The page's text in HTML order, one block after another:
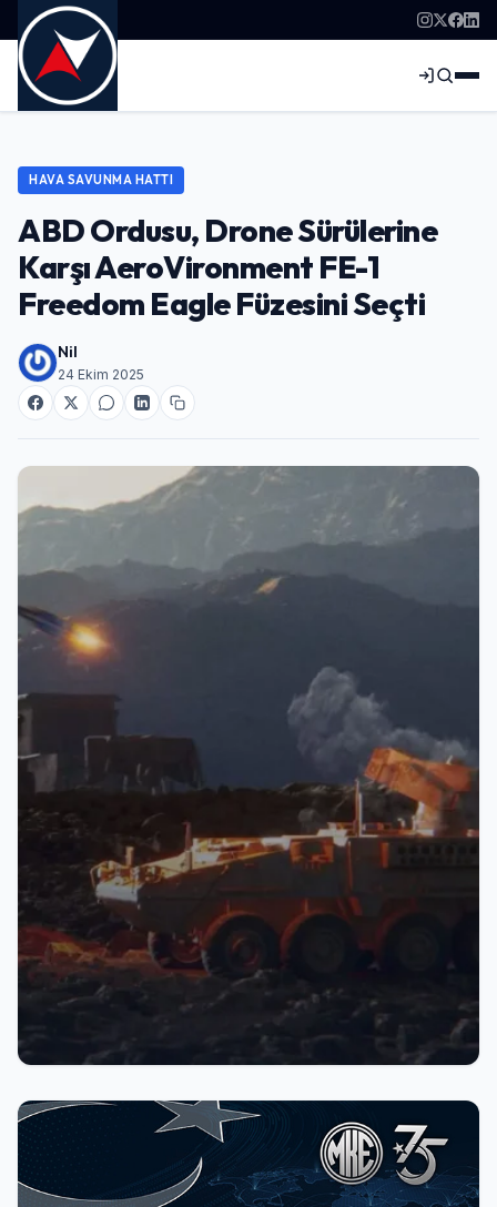
HAVA SAVUNMA HATTI
ABD Ordusu, Drone Sürülerine
Karşı AeroVironment FE-1
Freedom Eagle Füzesini Seçti
Nil
24 Ekim 2025